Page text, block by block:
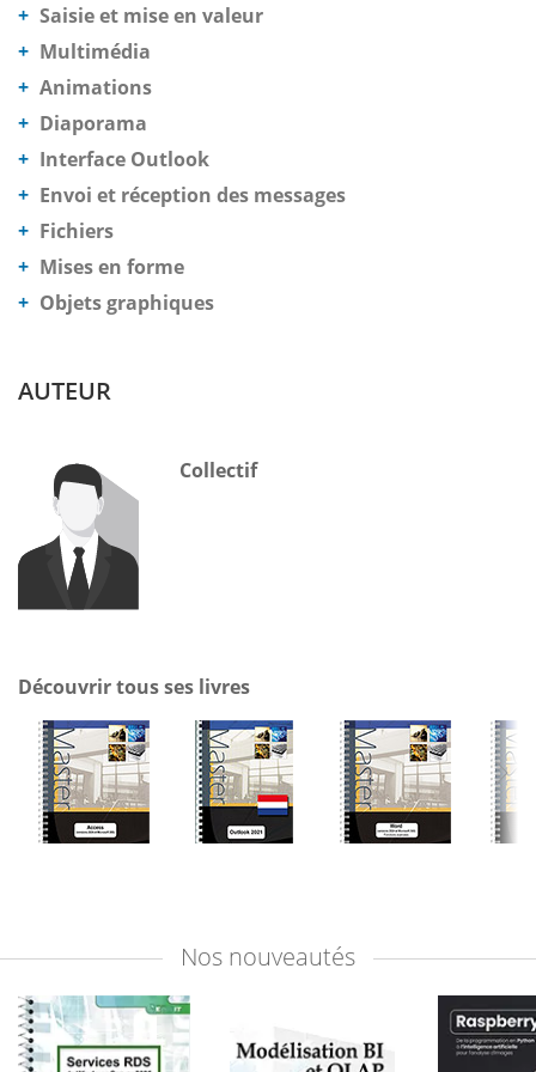
Saisie et mise en valeur
Multimédia
Animations
Diaporama
Interface Outlook
Envoi et réception des messages
Fichiers
Mises en forme
Objets graphiques
AUTEUR
Collectif
Découvrir tous ses livres
Nos nouveautés